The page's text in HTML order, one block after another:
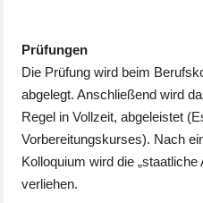
Prüfungen
Die Prüfung wird beim
abgelegt. Anschließend wird
Regel in Vollzeit, abgeleistet
Vorbereitungskurses). Nach
Kolloquium wird die
verliehen.